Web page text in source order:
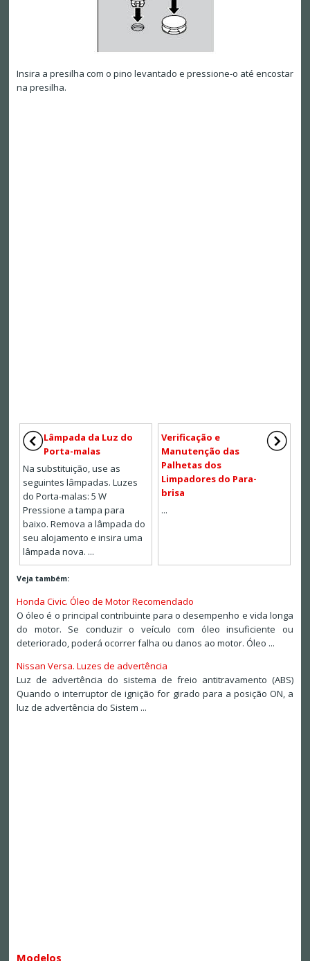
Insira a presilha com o pino levantado e pressione-o até encostar
na presilha.
Lâmpada da Luz do
Porta-malas
Na substituição, use as
seguintes lâmpadas. Luzes
do Porta-malas: 5 W
Pressione a tampa para
baixo. Remova a lâmpada do
seu alojamento e insira uma
lâmpada nova. ...
Verificação e
Manutenção das
Palhetas dos
Limpadores do Para-
brisa
...
Veja também:
Honda Civic. Óleo de Motor Recomendado
O óleo é o principal contribuinte para o desempenho e vida longa
do motor. Se conduzir o veículo com óleo insuficiente ou
deteriorado, poderá ocorrer falha ou danos ao motor. Óleo ...
Nissan Versa. Luzes de advertência
Luz de advertência do sistema de freio antitravamento (ABS)
Quando o interruptor de ignição for girado para a posição ON, a
luz de advertência do Sistem ...
Modelos